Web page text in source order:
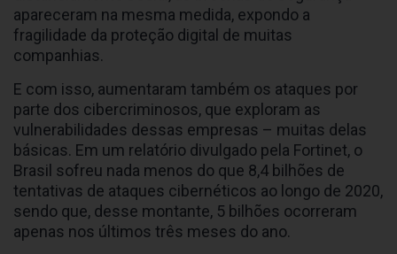
apareceram na mesma medida, expondo a
fragilidade da proteção digital de muitas
companhias.
E com isso, aumentaram também os ataques por
parte dos cibercriminosos, que exploram as
vulnerabilidades dessas empresas – muitas delas
básicas. Em um relatório divulgado pela Fortinet, o
Brasil sofreu nada menos do que 8,4 bilhões de
tentativas de ataques cibernéticos ao longo de 2020,
sendo que, desse montante, 5 bilhões ocorreram
apenas nos últimos três meses do ano.